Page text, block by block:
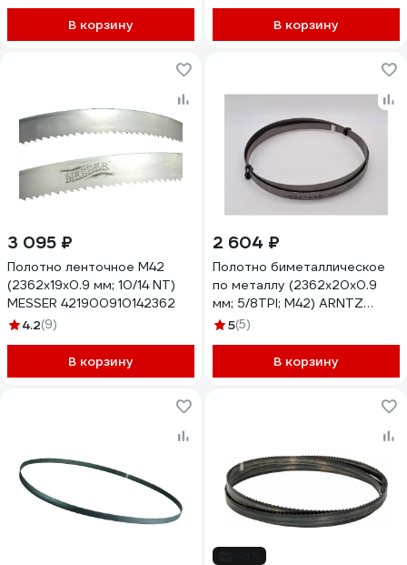
В корзину В корзину
3 095 ₽
Полотно ленточное М42
(2362х19х0.9 мм; 10/14 NT)
MESSER 421900910142362
4.2(9)
В корзину
2 604 ₽
Полотно биметаллическое
по металлу (2362х20х0.9
мм; 5/8TPI; M42) ARNTZ
A.M42-20*5/8-2362
5(5)
В корзину